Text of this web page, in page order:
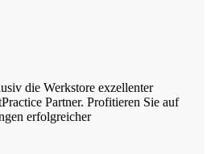
die Werkstore exzellenter
Partner. Profitieren Sie auf
erfolgreicher